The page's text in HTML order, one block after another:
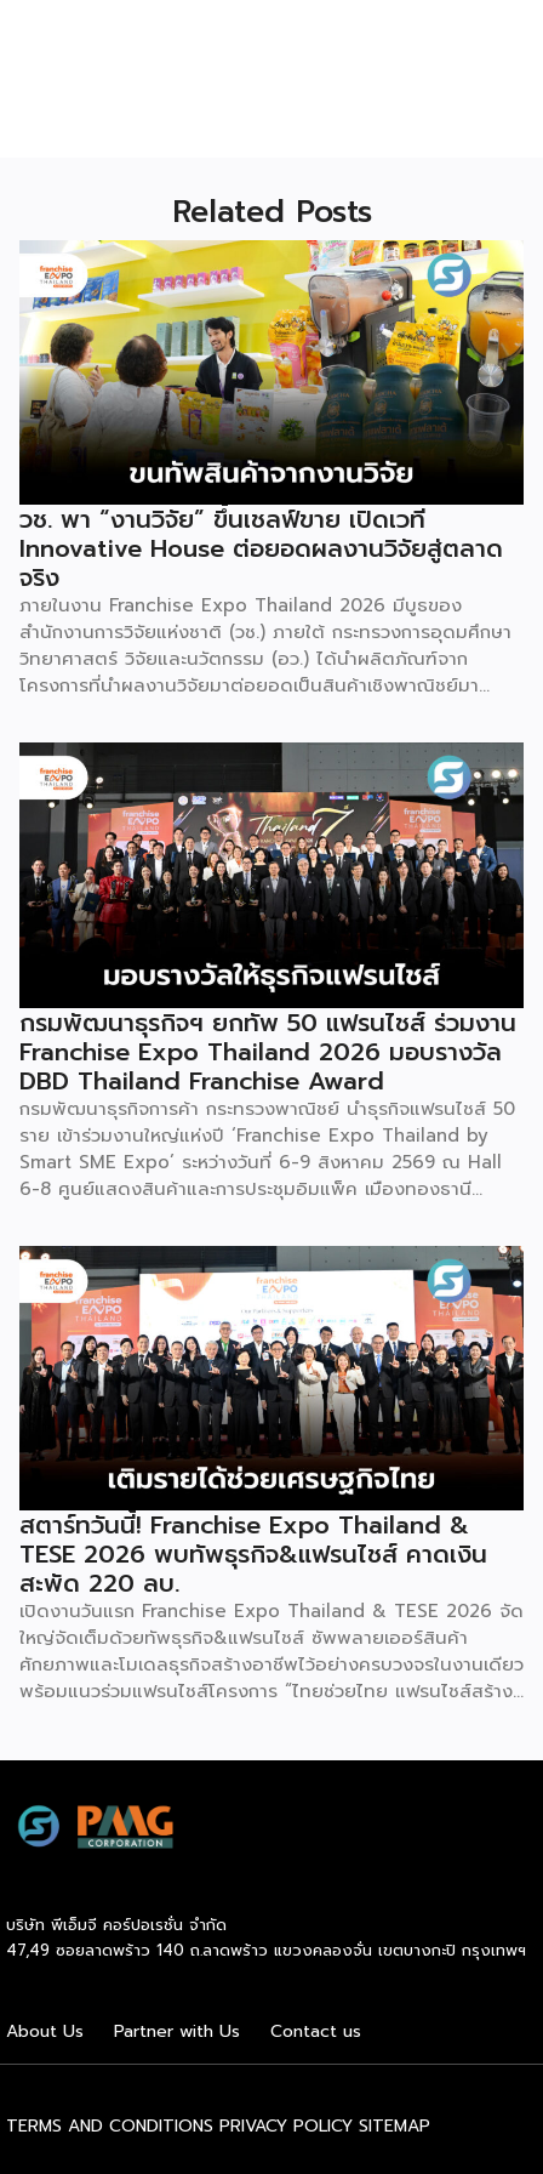
Related Posts
วช. พา “งานวิจัย” ขึ้นเชลฟ์ขาย เปิดเวที
Innovative House ต่อยอดผลงานวิจัยสู่ตลาด
จริง
ภายในงาน Franchise Expo Thailand 2026 มีบูธของ
สำนักงานการวิจัยแห่งชาติ (วช.) ภายใต้ กระทรวงการอุดมศึกษา
วิทยาศาสตร์ วิจัยและนวัตกรรม (อว.) ได้นำผลิตภัณฑ์จาก
โครงการที่นำผลงานวิจัยมาต่อยอดเป็นสินค้าเชิงพาณิชย์มา
มีภารกิจหลัก คือการให้ทุนวิจัย ดูแลเรื่องการวิจัยในภาพรวม รวม
ถึงการให้รางวัล และสนับสนุนนักวิจัย ตั้งแต่ระดับเยาวชนไปจนถึง
นักวิจัยอาวุโส แน่นอนว่านี่เป็นหน่วยงานผู้อยู่เบื้องหลังงานวิจัย
ไทยตั้งแต่ต้นน้ำยันปลายน้ำ กิจกรรมที่นำมาจัดแสดงในบูธ
ครั้งนี้เป็นส่วนหนึ่งของทุนที่ วช. สนับสนุนภายใต้ชุดโครงการ
Innovative House ซึ่งมีเป้าหมายชัดเจน คือการแนะแนวและ
สนับสนุนให้ผู้ประกอบการนำนวัตกรรมที่ต่อยอดมาจากงานวิจัย
ไปพัฒนาต่อจนสามารถขายได้จริงในเชิงพาณิชย์ ไม่ใช่แค่งาน
วิจัยที่อยู่ในห้องแล็บ โดยสินค้าที่นำมาโชว์ในบูธจึงเป็นผลิตภัณฑ์
ที่ “พร้อมขาย” แล้วจริงๆ บางแบรนด์ขายออนไลน์ บางแบรนด์
ขายเฉพาะหน้าร้าน นอกจากนี้ ยังมีการสาธิตนำผลิตภัณฑ์ไป
แปรรูปเป็นเมนูอาหาร-เครื่องดื่มให้ผู้ร่วมงานเห็นวิธีใช้งานจริง
โดยนำ ‘น้ำผึ้ง’ ที่ไม่ได้นำมาวางขายแบบเดิม ๆ แต่แปรรูปเป็น
เครื่องดื่มสเลอปี้ให้ผู้ร่วมงานได้ชิมสดๆ หน้าบูธ เพื่อดึงดูดและ
สร้างประสบการณ์ให้คนในงานได้ทดลองสัมผัสสินค้าจริง และหาก
ใครสนใจก็สามารถซื้อ หัวเชื้อ กลับไปทำเครื่องดื่มต่อเองที่บ้านได้
เช่นกัน […]
กรมพัฒนาธุรกิจฯ ยกทัพ 50 แฟรนไชส์ ร่วมงาน
Franchise Expo Thailand 2026 มอบรางวัล
DBD Thailand Franchise Award
กรมพัฒนาธุรกิจการค้า กระทรวงพาณิชย์ นำธุรกิจแฟรนไชส์ 50
ราย เข้าร่วมงานใหญ่แห่งปี ‘Franchise Expo Thailand by
Smart SME Expo’ ระหว่างวันที่ 6-9 สิงหาคม 2569 ณ Hall
6-8 ศูนย์แสดงสินค้าและการประชุมอิมแพ็ค เมืองทองธานี
2026 ให้แก่ผู้ประกอบธุรกิจแฟรนไชส์ที่อยู่ในการส่งเสริมสนับสนุน
ของกรมฯ นายพูนพงษ์ นัยนาภากรณ์ อธิบดีกรมพัฒนาธุรกิจ
การค้า กระทรวงพาณิชย์ เปิดเผยภายหลังเป็นประธานเปิดงาน
“งานแฟรนไชส์ เอ็กซ์โป ไทยแลนด์ บาย สมาร์ท เอสเอ็มอี เอ็กซ์
โป (Franchise Expo Thailand by Smart SME Expo)” ซึ่ง
เป็นงานแสดงธุรกิจแฟรนไชส์ชั้นนำที่จัดขึ้นโดย บริษัท พีเอ็มจี
คอร์ปอเรชัน จำกัด เพื่อยกระดับศักยภาพของผู้ประกอบการและ
เจ้าของธุรกิจที่ต้องการขยายกิจการผ่านระบบแฟรนไชส์ […]
สตาร์ทวันนี้! Franchise Expo Thailand &
TESE 2026 พบทัพธุรกิจ&แฟรนไชส์ คาดเงิน
สะพัด 220 ลบ.
เปิดงานวันแรก Franchise Expo Thailand & TESE 2026 จัด
ใหญ่จัดเต็มด้วยทัพธุรกิจ&แฟรนไชส์ ซัพพลายเออร์สินค้า
ศักยภาพและโมเดลธุรกิจสร้างอาชีพไว้อย่างครบวงจรในงานเดียว
พร้อมแนวร่วมแฟรนไชส์โครงการ “ไทยช่วยไทย แฟรนไชส์สร้าง
ความรู้โดยผู้ทรงคุณวุฒิคับคั่ง และกิจกรรมเจรจาจับคู่ธุรกิจทั้งใน
และต่างประเทศ งานจัดต่อเนื่องระหว่างวันที่ 6-9 สิงหาคมนี้ ที่
ธุรกิจการค้า กระทรวงพาณิชย์ กล่าวว่า งาน ” Franchise Expo
Thailand & Thailand E-Commerce Selection Expo
บริษัท พีเอ็มจี คอร์ปอเรชั่น จำกัด
47,49 ซอยลาดพร้าว 140 ถ.ลาดพร้าว แขวงคลองจั่น เขตบางกะปิ กรุงเทพฯ
About Us Partner with Us Contact us
TERMS AND CONDITIONS PRIVACY POLICY SITEMAP